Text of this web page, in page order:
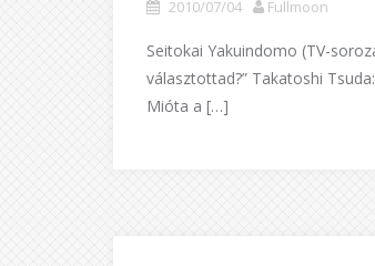
2010/07/04 Fullmoon
Seitokai Yakuindomo (TV-
választottad?” Takatoshi
Mióta a […]